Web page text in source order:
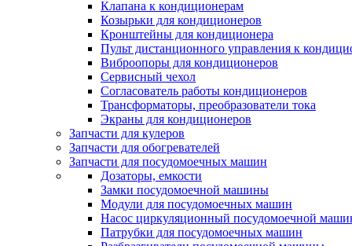
Клапана к кондиционерам
Козырьки для кондиционеров
Кронштейны для кондиционера
Пульт дистанционного управления к
Виброопоры для кондиционеров
Сервисный чехол
Согласователь работы кондиционеров
Трансформаторы, преобразователи тока
Экраны для кондиционеров
Запчасти для кулеров
Запчасти для обогревателей
Запчасти для посудомоечных машин
Дозаторы, емкости
Замки посудомоечной машины
Модули для посудомоечных машин
Насос циркуляционный посудомоечной
Патрубки для посудомоечных машин